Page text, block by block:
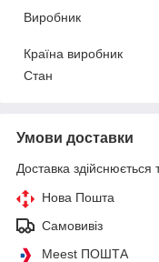
Виробник
Країна виробник
Стан
Умови доставки
Доставка здійснюється
Нова Пошта
Самовивіз
Meest ПОШТА